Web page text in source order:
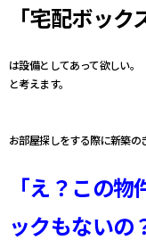
「宅配ボック
は設備としてあって欲しい。
と考えます。
お部屋探しをする際に新築の
「え？この
ックもないの